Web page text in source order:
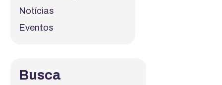
Notícias
Eventos
Busca